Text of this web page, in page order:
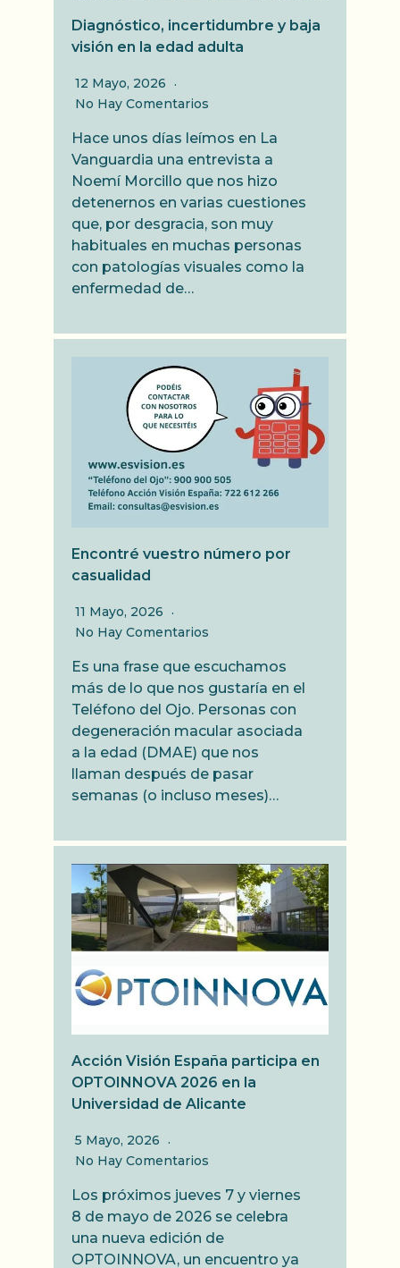
Diagnóstico, incertidumbre y baja
visión en la edad adulta
12 Mayo, 2026
No Hay Comentarios
Hace unos días leímos en La
Vanguardia una entrevista a
Noemí Morcillo que nos hizo
detenernos en varias cuestiones
que, por desgracia, son muy
habituales en muchas personas
con patologías visuales como la
enfermedad de…
Encontré vuestro número por
casualidad
11 Mayo, 2026
No Hay Comentarios
Es una frase que escuchamos
más de lo que nos gustaría en el
Teléfono del Ojo. Personas con
degeneración macular asociada
a la edad (DMAE) que nos
llaman después de pasar
semanas (o incluso meses)…
Acción Visión España participa en
OPTOINNOVA 2026 en la
Universidad de Alicante
5 Mayo, 2026
No Hay Comentarios
Los próximos jueves 7 y viernes
8 de mayo de 2026 se celebra
una nueva edición de
OPTOINNOVA, un encuentro ya